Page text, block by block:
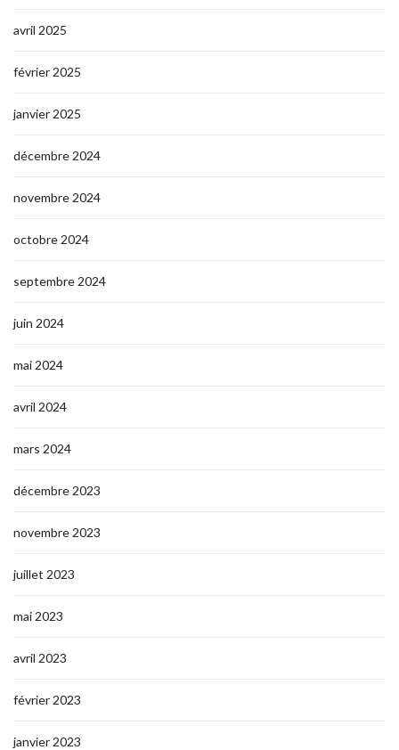
avril 2025
février 2025
janvier 2025
décembre 2024
novembre 2024
octobre 2024
septembre 2024
juin 2024
mai 2024
avril 2024
mars 2024
décembre 2023
novembre 2023
juillet 2023
mai 2023
avril 2023
février 2023
janvier 2023